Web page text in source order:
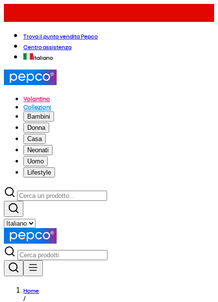
Trova il punto vendita Pepco
Centro assistenza
Italiano
Volantino
Collezioni
Bambini
Donna
Casa
Neonati
Uomo
Lifestyle
Home
/